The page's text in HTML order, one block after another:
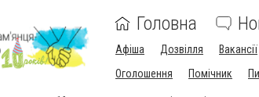
Головна
Афіша Дозвілля Вакансії
Оголошення
Помічник